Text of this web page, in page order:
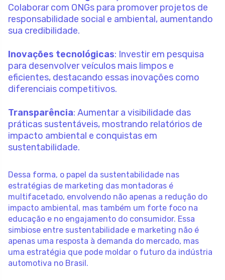
Colaborar com ONGs para promover projetos de
responsabilidade social e ambiental, aumentando
sua credibilidade.
Inovações tecnológicas: Investir em pesquisa
para desenvolver veículos mais limpos e
eficientes, destacando essas inovações como
diferenciais competitivos.
Transparência: Aumentar a visibilidade das
práticas sustentáveis, mostrando relatórios de
impacto ambiental e conquistas em
sustentabilidade.
Dessa forma, o papel da sustentabilidade nas
estratégias de marketing das montadoras é
multifacetado, envolvendo não apenas a redução do
impacto ambiental, mas também um forte foco na
educação e no engajamento do consumidor. Essa
simbiose entre sustentabilidade e marketing não é
apenas uma resposta à demanda do mercado, mas
uma estratégia que pode moldar o futuro da indústria
automotiva no Brasil.